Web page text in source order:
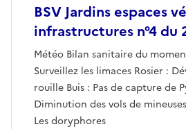
BSV Jardins espaces
infrastructures n°4 du
Météo Bilan sanitaire du
Surveillez les limaces Rosier :
rouille Buis : Pas de capture de
Diminution des vols de
Les doryphores